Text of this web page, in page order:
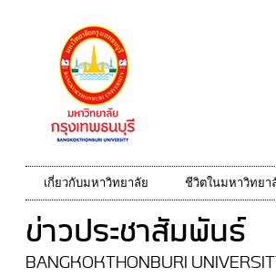
เกี่ยวกับมหาวิทยาลัย ชีวิตในมหาวิทยา
ข่าวประชาสัมพันธ์
BANGKOKTHONBURI